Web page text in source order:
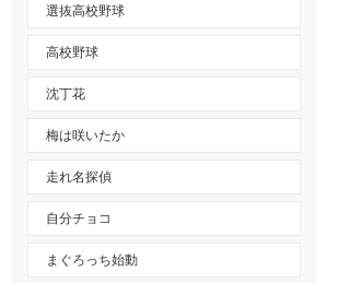
選抜高校野球
高校野球
沈丁花
梅は咲いたか
走れ名探偵
自分チョコ
まぐろっち始動